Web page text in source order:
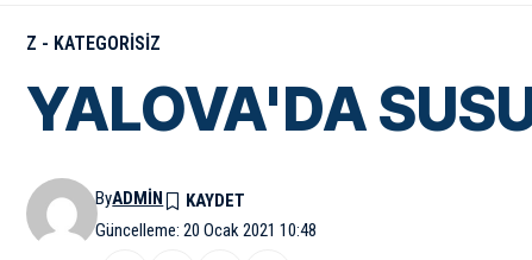
Z - KATEGORISIZ
YALOVA'DA
Güncelleme: 20 Ocak 2021 10:48
ByADMIN